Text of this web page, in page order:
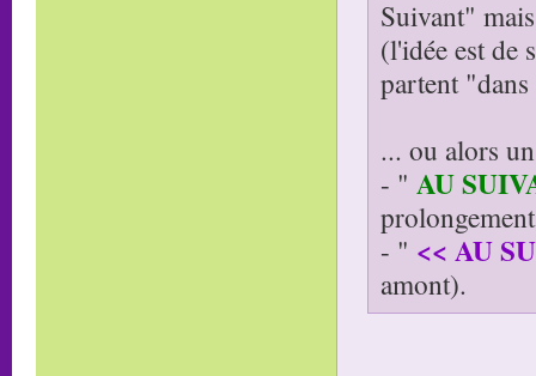
Suivant"
(l'idée est de
partent
... ou alors
- " AU
- " << AU
amont).